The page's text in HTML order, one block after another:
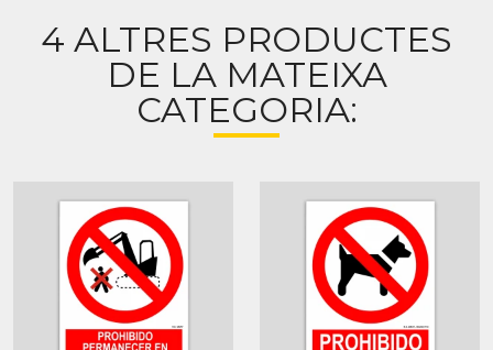
4 ALTRES PRODUCTES
DE LA MATEIXA
CATEGORIA: